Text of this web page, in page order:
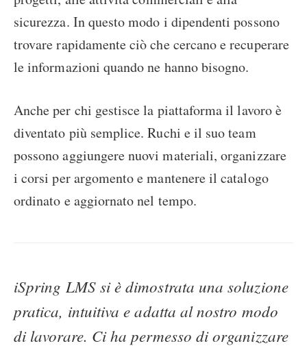
sicurezza. In questo modo i dipendenti possono
trovare rapidamente ciò che cercano e recuperare
le informazioni quando ne hanno bisogno.
Anche per chi gestisce la piattaforma il lavoro è
diventato più semplice. Ruchi e il suo team
possono aggiungere nuovi materiali, organizzare
i corsi per argomento e mantenere il catalogo
ordinato e aggiornato nel tempo.
iSpring LMS si è dimostrata una soluzione
pratica, intuitiva e adatta al nostro modo
di lavorare. Ci ha permesso di organizzare